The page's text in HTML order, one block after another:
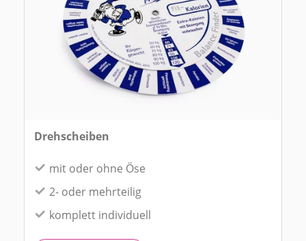
Drehscheiben
mit oder ohne Öse
2- oder mehrteilig
komplett individuell